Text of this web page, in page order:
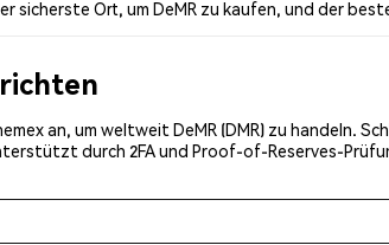
Ort, um DeMR zu kaufen, und der
an, um weltweit DeMR (DMR) zu handeln.
durch 2FA und Proof-of-Reserves-